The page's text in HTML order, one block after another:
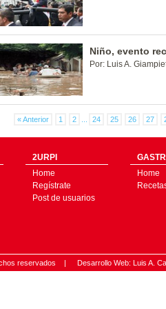
Niño, evento
Por: Luis A.
« Anterior 1 2 24 25 26 27
2URPI
Home
Regístrate
Post de usuarios
Home
reservados | Desarrollo Web: Luis